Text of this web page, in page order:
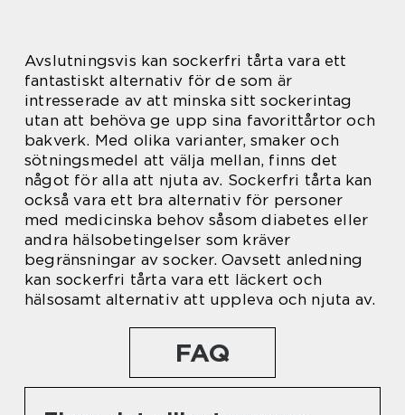
Avslutningsvis kan sockerfri tårta vara ett
fantastiskt alternativ för de som är
intresserade av att minska sitt sockerintag
utan att behöva ge upp sina favorittårtor och
bakverk. Med olika varianter, smaker och
sötningsmedel att välja mellan, finns det
något för alla att njuta av. Sockerfri tårta kan
också vara ett bra alternativ för personer
med medicinska behov såsom diabetes eller
andra hälsobetingelser som kräver
begränsningar av socker. Oavsett anledning
kan sockerfri tårta vara ett läckert och
hälsosamt alternativ att uppleva och njuta av.
FAQ